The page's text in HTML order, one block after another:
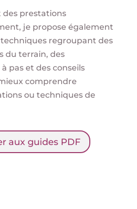
prestations
je propose également
techniques regroupant des
du terrain, des
pas et des conseils
comprendre
ou techniques de
aux guides PDF